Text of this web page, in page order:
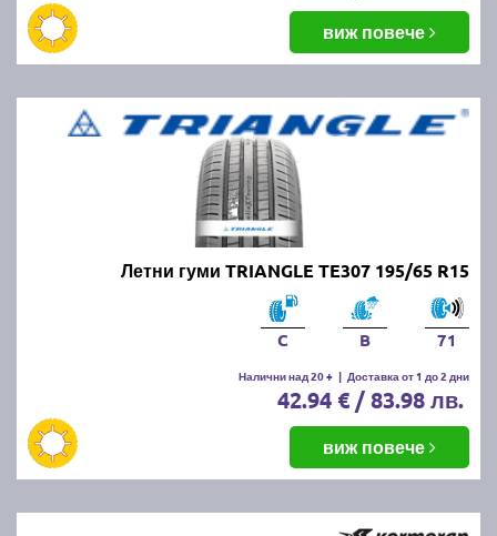
виж повече
Летни гуми TRIANGLE TE307 195/65 R15
C B 71
Налични над 20 + | Доставка от 1 до 2 дни
42.94 € / 83.98 лв.
виж повече